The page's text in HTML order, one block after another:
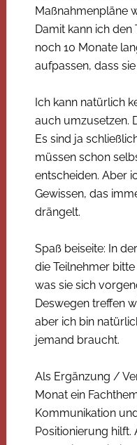
Maßnahmenpläne
Damit kann ich
noch 10 Monate
aufpassen, dass
Ich kann natürlich
auch umzusetzen.
Es sind ja
müssen schon
entscheiden. Aber
Gewissen, das
drängelt.
Spaß beiseite: In
die Teilnehmer
was sie sich
Deswegen treffen
aber ich bin
jemand braucht.
Als Ergänzung /
Monat ein
Kommunikation
Positionierung hilft.